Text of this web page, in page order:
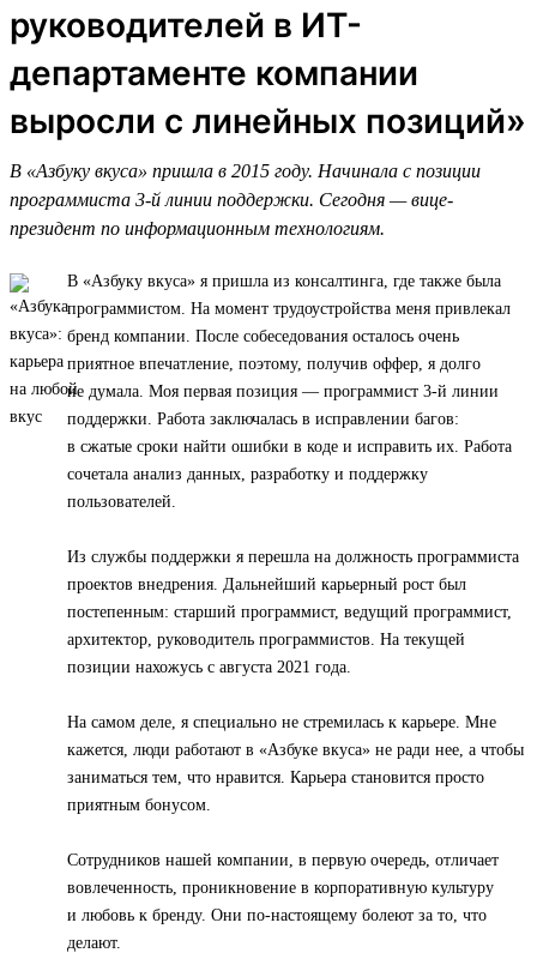
руководителей в ИТ-
департаменте компании
выросли с линейных позиций»
В «Азбуку вкуса» пришла в 2015 году. Начинала с позиции
программиста 3-й линии поддержки. Сегодня — вице-
президент по информационным технологиям.
В «Азбуку вкуса» я пришла из консалтинга, где также была
программистом. На момент трудоустройства меня привлекал
бренд компании. После собеседования осталось очень
приятное впечатление, поэтому, получив оффер, я долго
не думала. Моя первая позиция — программист 3-й линии
поддержки. Работа заключалась в исправлении багов:
в сжатые сроки найти ошибки в коде и исправить их. Работа
сочетала анализ данных, разработку и поддержку
пользователей.
Из службы поддержки я перешла на должность программиста
проектов внедрения. Дальнейший карьерный рост был
постепенным: старший программист, ведущий программист,
архитектор, руководитель программистов. На текущей
позиции нахожусь с августа 2021 года.
На самом деле, я специально не стремилась к карьере. Мне
кажется, люди работают в «Азбуке вкуса» не ради нее, а чтобы
заниматься тем, что нравится. Карьера становится просто
приятным бонусом.
Сотрудников нашей компании, в первую очередь, отличает
вовлеченность, проникновение в корпоративную культуру
и любовь к бренду. Они по-настоящему болеют за то, что
делают.